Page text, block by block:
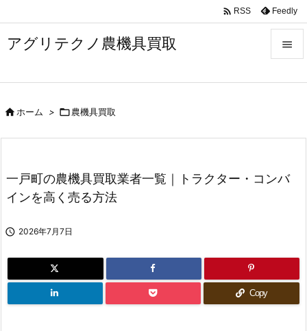
アグリテクノ農機具買取 


 RSS Feedly
ホーム > 農機具買取
一戸町の農機具買取業者一覧｜トラクター・コンバ
インを高く売る方法
 2026年7月7日
Copy